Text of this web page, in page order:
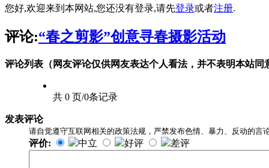
您好,欢迎来到本网站,您还没有登录,请先登录或者注册.
评论:“春之剪影”创意寻春摄影活动
评论列表（网友评论仅供网友表达个人看法，并不表明本站同
共 0 页/0条记录
发表评论
请自觉遵守互联网相关的政策法规，严禁发布色情、暴力、反动的言
评价: 中立 好评 差评